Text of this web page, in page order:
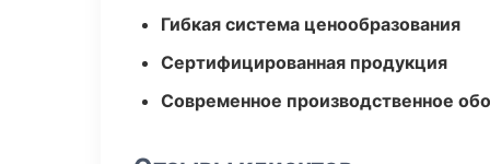
Гибкая система ценообразования
Сертифицированная продукция
Современное производственное